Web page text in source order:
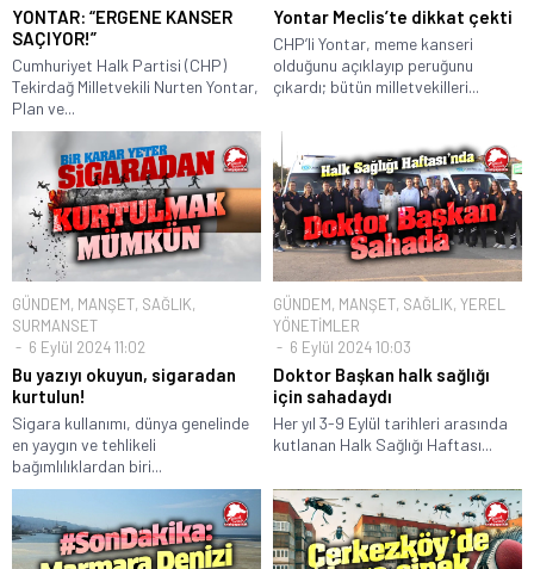
YONTAR: “ERGENE KANSER
SAÇIYOR!”
Cumhuriyet Halk Partisi (CHP)
Tekirdağ Milletvekili Nurten Yontar,
Plan ve...
Yontar Meclis’te dikkat çekti
CHP’li Yontar, meme kanseri
olduğunu açıklayıp peruğunu
çıkardı; bütün milletvekilleri...
GÜNDEM, MANŞET, SAĞLIK,
SURMANSET
6 Eylül 2024 11:02
Bu yazıyı okuyun, sigaradan
kurtulun!
Sigara kullanımı, dünya genelinde
en yaygın ve tehlikeli
bağımlılıklardan biri...
GÜNDEM, MANŞET, SAĞLIK, YEREL
YÖNETİMLER
6 Eylül 2024 10:03
Doktor Başkan halk sağlığı
için sahadaydı
Her yıl 3-9 Eylül tarihleri arasında
kutlanan Halk Sağlığı Haftası...